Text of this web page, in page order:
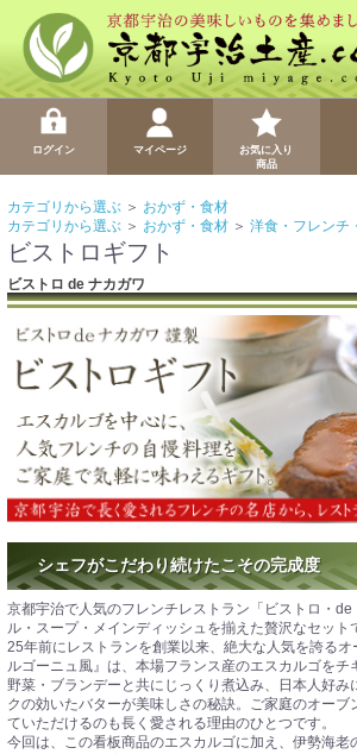
ログイン マイページ
お気に入り
商品
カテゴリから選ぶ ＞ おかず・食材
カテゴリから選ぶ ＞ おかず・食材 ＞ 洋食・フレンチ
ビストロギフト
ビストロ de ナカガワ
シェフがこだわり続けたこその完成度
京都宇治で人気のフレンチレストラン「ビストロ・
ル・スープ・メインディッシュを揃えた贅沢なセット
25年前にレストランを創業以来、絶大な人気を誇る
ルゴーニュ風』は、本場フランス産のエスカルゴをチ
野菜・ブランデーと共にじっくり煮込み、日本人好み
クの効いたバターが美味しさの秘訣。ご家庭のオーブ
ていただけるのも長く愛される理由のひとつです。
今回は、この看板商品のエスカルゴに加え、伊勢海老